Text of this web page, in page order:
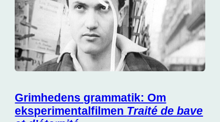
Grimhedens grammatik: Om
eksperimentalfilmen Traité de bave